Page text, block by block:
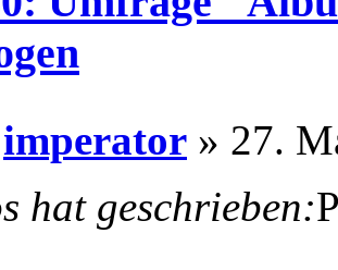
imperator » 27.
hat geschrieben: